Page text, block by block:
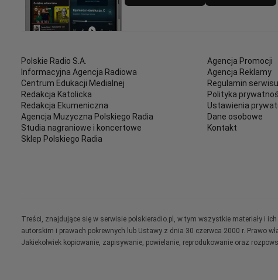
Polskie Radio S.A.
Informacyjna Agencja Radiowa
Centrum Edukacji Medialnej
Redakcja Katolicka
Redakcja Ekumeniczna
Agencja Muzyczna Polskiego Radia
Studia nagraniowe i koncertowe
Sklep Polskiego Radia
Agencja Promocji
Agencja Reklamy
Regulamin serwisu
Polityka
Ustawienia
Dane osobowe
Kontakt
Treści, znajdujące się w serwisie polskieradio.pl, w tym wszystkie materiały i
autorskim i prawach pokrewnych lub Ustawy z dnia 30 czerwca 2000 r. Prawo
Jakiekolwiek kopiowanie, zapisywanie, powielanie, reprodukowanie oraz